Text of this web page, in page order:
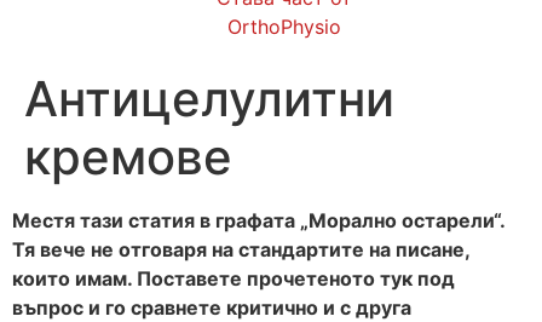
OrthoPhysio
Антицелулитни
кремове
Местя тази статия в графата „Морално остарели“.
Тя вече не отговаря на стандартите на писане,
които имам. Поставете прочетеното тук под
въпрос и го сравнете критично и с друга